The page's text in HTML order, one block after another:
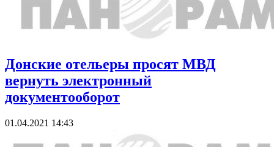
Донские отельеры просят МВД
вернуть электронный
документооборот
01.04.2021 14:43